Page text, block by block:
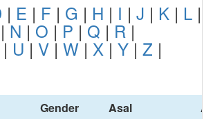
| E | F | G | H | I | J | K | L |
|N |O | P |Q |R|
| U| V | W| X| Y| Z |
Gender Asal